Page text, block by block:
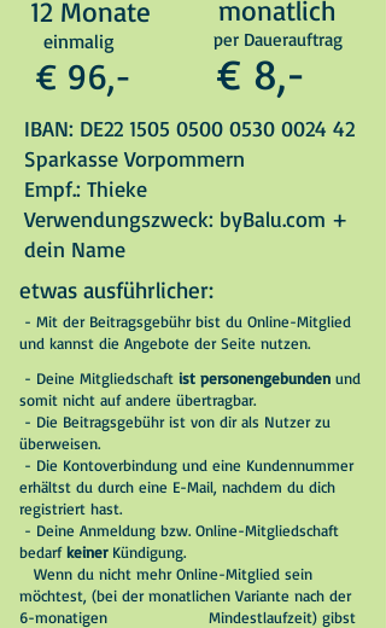
12 Monate
einmalig
€ 96,-
monatlich
per Dauerauftrag
€ 8,-
IBAN: DE22 1505 0500 0530 0024 42
Sparkasse Vorpommern
Empf.: Thieke
Verwendungszweck: byBalu.com +
dein Name
etwas ausführlicher:
- Mit der Beitragsgebühr bist du Online-Mitglied
und kannst die Angebote der Seite nutzen.
- Deine Mitgliedschaft ist personengebunden und
somit nicht auf andere übertragbar.
- Die Beitragsgebühr ist von dir als Nutzer zu
überweisen.
- Die Kontoverbindung und eine Kundennummer
erhältst du durch eine E-Mail, nachdem du dich
registriert hast.
- Deine Anmeldung bzw. Online-Mitgliedschaft
bedarfkeinerKündigung.
Wenn du nicht mehr Online-Mitglied sein
möchtest, (bei der monatlichen Variante nach der
6-monatigen Mindestlaufzeit) gibst